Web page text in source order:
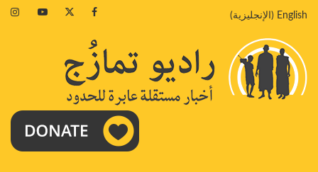
إلىEnglish
( الإنجليزية)
Facebook
Twitter
Youtube